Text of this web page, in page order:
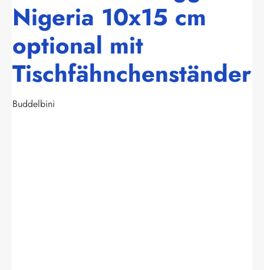
Nigeria 10x15 cm
optional mit
Tischfähnchenständer
Buddelbini